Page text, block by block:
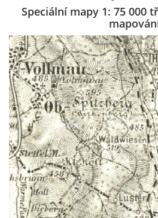
OSTATNÍ
ODKAZY
O NÁS
DŮL NA SLÍDU (NA KOLE)
Speciální mapy 1: 75 000